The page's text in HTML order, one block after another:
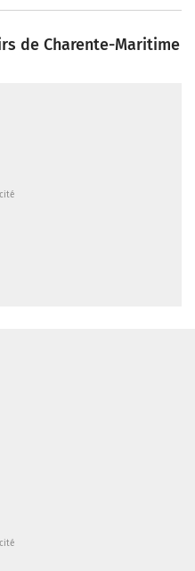
de Charente-Maritime